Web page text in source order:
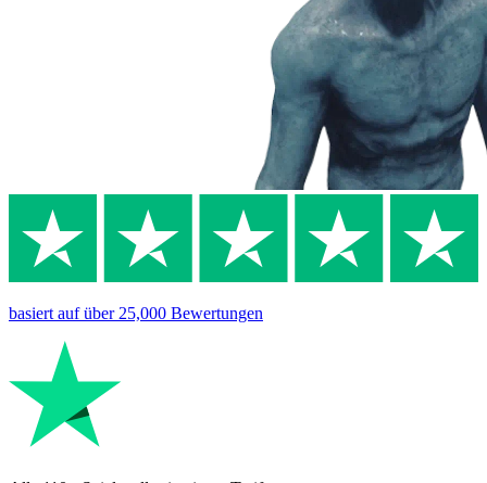
basiert aufüber 25,000 Bewertungen